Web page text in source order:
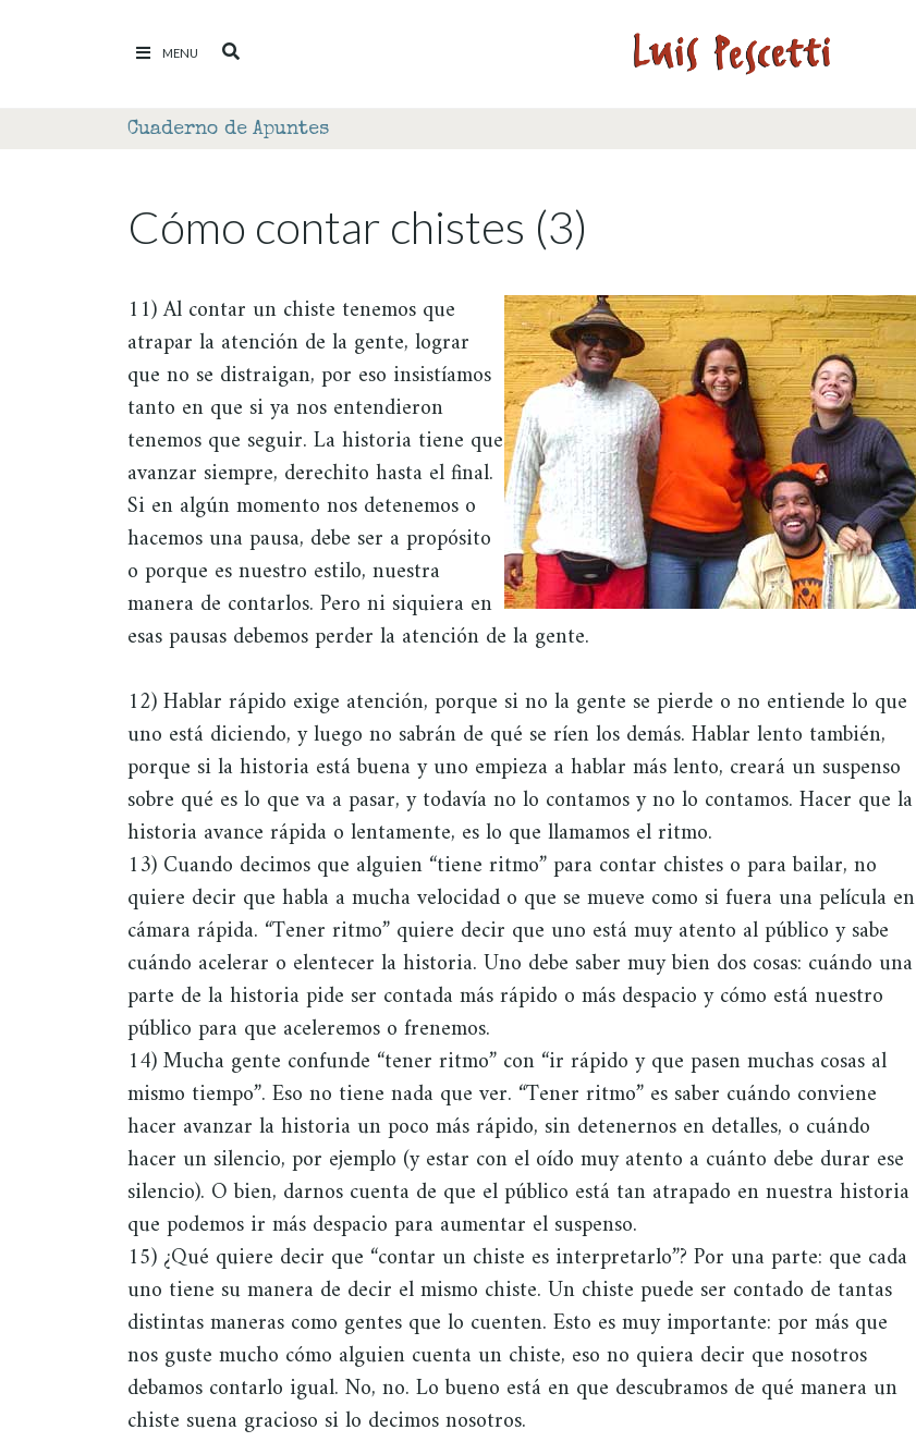
MENU
Cuaderno de Apuntes
Cómo contar chistes (3)
11) Al contar un chiste tenemos que
atrapar la atención de la gente, lograr
que no se distraigan, por eso insistíamos
tanto en que si ya nos entendieron
tenemos que seguir. La historia tiene que
avanzar siempre, derechito hasta el final.
Si en algún momento nos detenemos o
hacemos una pausa, debe ser a propósito
o porque es nuestro estilo, nuestra
manera de contarlos. Pero ni siquiera en
esas pausas debemos perder la atención de la gente.
12) Hablar rápido exige atención, porque si no la gente se pierde o no entiende lo que
uno está diciendo, y luego no sabrán de qué se ríen los demás. Hablar lento también,
porque si la historia está buena y uno empieza a hablar más lento, creará un suspenso
sobre qué es lo que va a pasar, y todavía no lo contamos y no lo contamos. Hacer que la
historia avance rápida o lentamente, es lo que llamamos el ritmo.
13) Cuando decimos que alguien “tiene ritmo” para contar chistes o para bailar, no
quiere decir que habla a mucha velocidad o que se mueve como si fuera una película en
cámara rápida. “Tener ritmo” quiere decir que uno está muy atento al público y sabe
cuándo acelerar o elentecer la historia. Uno debe saber muy bien dos cosas: cuándo una
parte de la historia pide ser contada más rápido o más despacio y cómo está nuestro
público para que aceleremos o frenemos.
14) Mucha gente confunde “tener ritmo” con “ir rápido y que pasen muchas cosas al
mismo tiempo”. Eso no tiene nada que ver. “Tener ritmo” es saber cuándo conviene
hacer avanzar la historia un poco más rápido, sin detenernos en detalles, o cuándo
hacer un silencio, por ejemplo (y estar con el oído muy atento a cuánto debe durar ese
silencio). O bien, darnos cuenta de que el público está tan atrapado en nuestra historia
que podemos ir más despacio para aumentar el suspenso.
15) ¿Qué quiere decir que “contar un chiste es interpretarlo”? Por una parte: que cada
uno tiene su manera de decir el mismo chiste. Un chiste puede ser contado de tantas
distintas maneras como gentes que lo cuenten. Esto es muy importante: por más que
nos guste mucho cómo alguien cuenta un chiste, eso no quiera decir que nosotros
debamos contarlo igual. No, no. Lo bueno está en que descubramos de qué manera un
chiste suena gracioso si lo decimos nosotros.